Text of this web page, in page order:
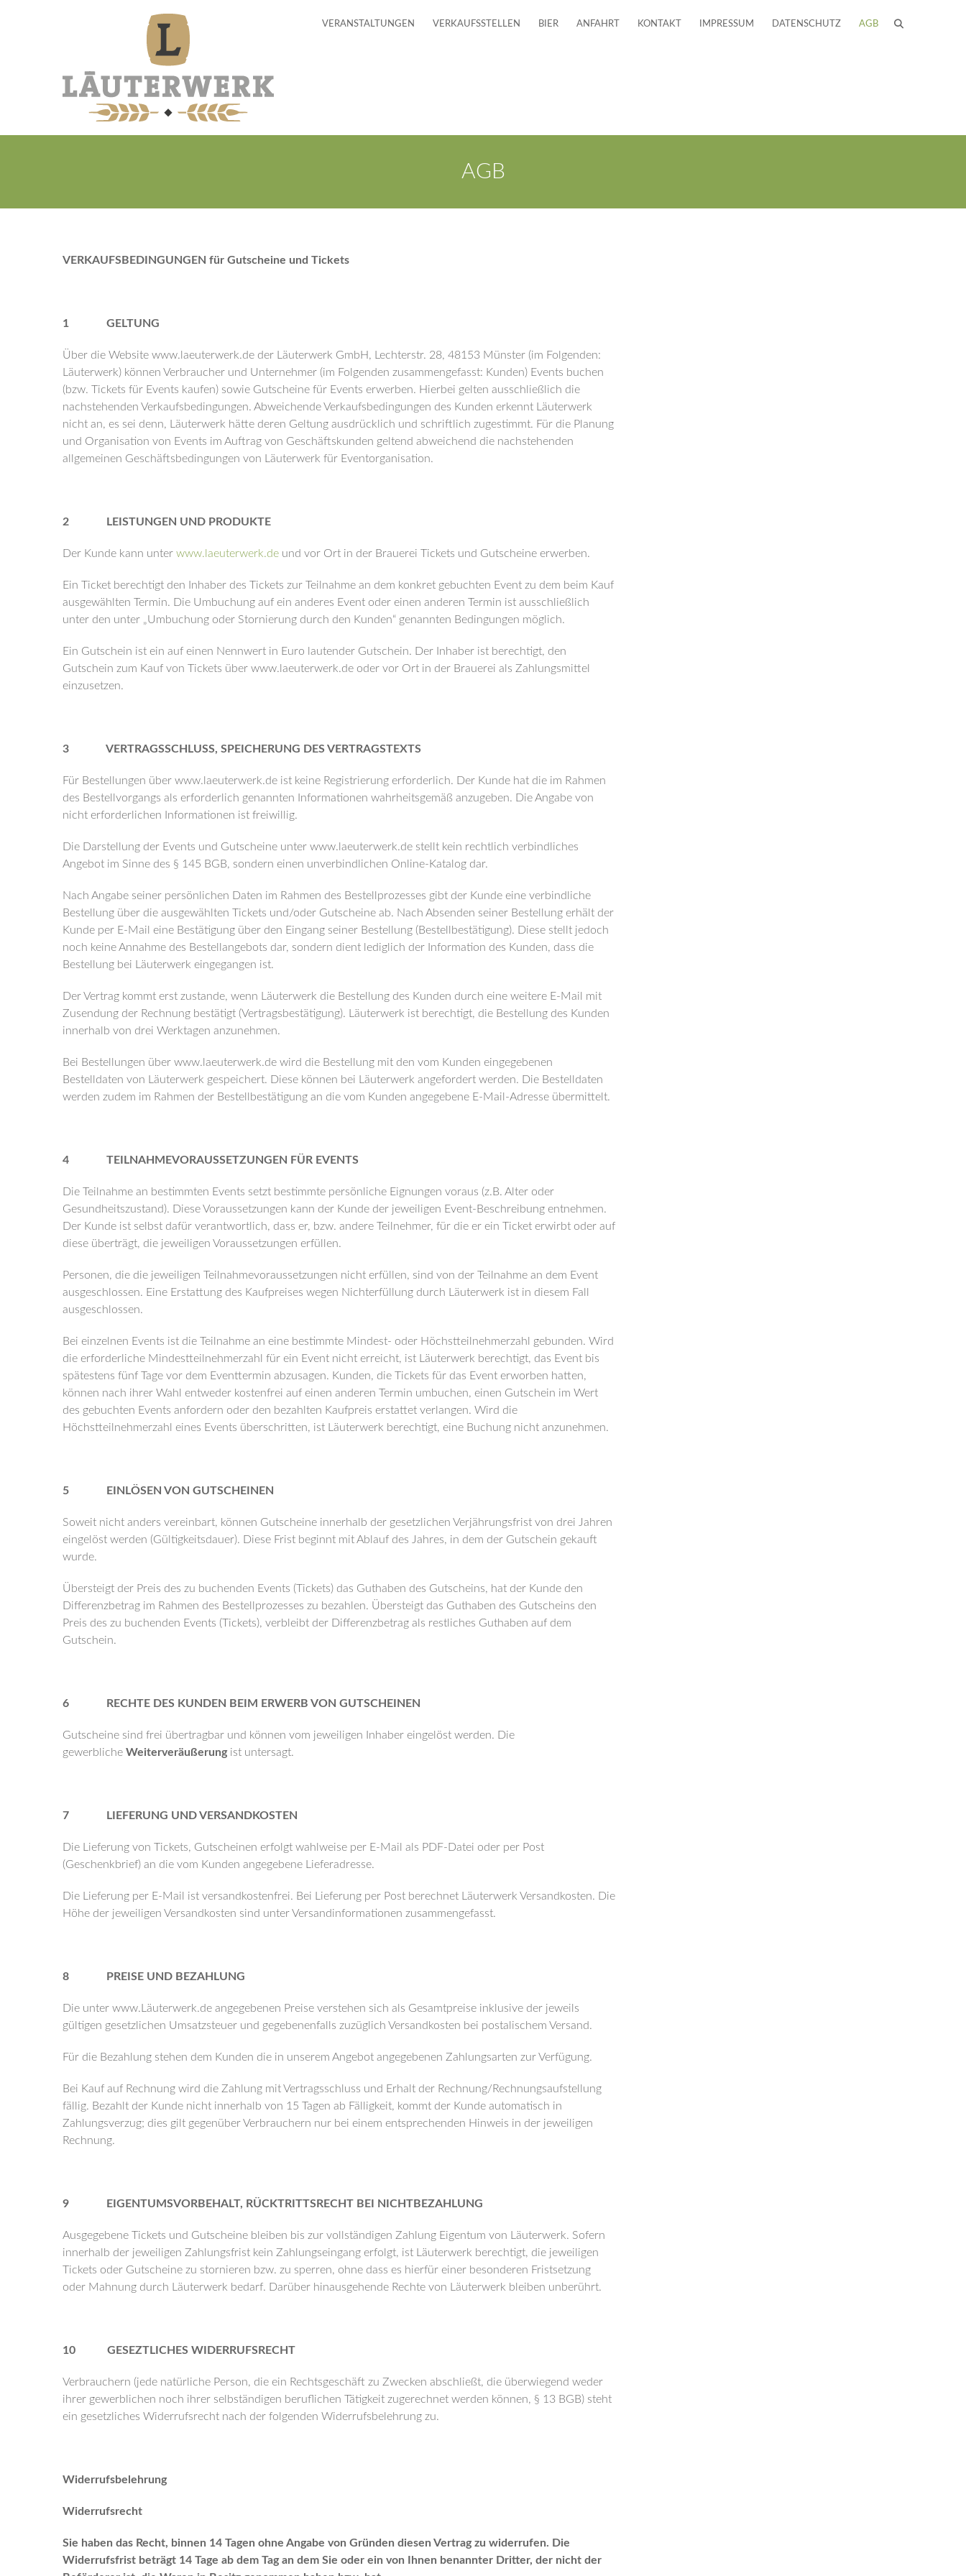
VERANSTALTUNGEN VERKAUFSSTELLEN BIER ANFAHRT KONTAKT IMPRESSUM DATENSCHUTZ AGB
AGB
VERKAUFSBEDINGUNGEN für Gutscheine und Tickets
1 GELTUNG
Über die Website www.laeuterwerk.de der Läuterwerk GmbH, Lechterstr. 28, 48153 Münster (im Folgenden:
Läuterwerk) können Verbraucher und Unternehmer (im Folgenden zusammengefasst: Kunden) Events buchen
(bzw. Tickets für Events kaufen) sowie Gutscheine für Events erwerben. Hierbei gelten ausschließlich die
nachstehenden Verkaufsbedingungen. Abweichende Verkaufsbedingungen des Kunden erkennt Läuterwerk
nicht an, es sei denn, Läuterwerk hätte deren Geltung ausdrücklich und schriftlich zugestimmt. Für die Planung
und Organisation von Events im Auftrag von Geschäftskunden geltend abweichend die nachstehenden
allgemeinen Geschäftsbedingungen von Läuterwerk für Eventorganisation.
2 LEISTUNGEN UND PRODUKTE
Der Kunde kann unter www.laeuterwerk.de und vor Ort in der Brauerei Tickets und Gutscheine erwerben.
Ein Ticket berechtigt den Inhaber des Tickets zur Teilnahme an dem konkret gebuchten Event zu dem beim Kauf
ausgewählten Termin. Die Umbuchung auf ein anderes Event oder einen anderen Termin ist ausschließlich
unter den unter „Umbuchung oder Stornierung durch den Kunden“ genannten Bedingungen möglich.
Ein Gutschein ist ein auf einen Nennwert in Euro lautender Gutschein. Der Inhaber ist berechtigt, den
Gutschein zum Kauf von Tickets über www.laeuterwerk.de oder vor Ort in der Brauerei als Zahlungsmittel
einzusetzen.
3 VERTRAGSSCHLUSS, SPEICHERUNG DES VERTRAGSTEXTS
Für Bestellungen über www.laeuterwerk.de ist keine Registrierung erforderlich. Der Kunde hat die im Rahmen
des Bestellvorgangs als erforderlich genannten Informationen wahrheitsgemäß anzugeben. Die Angabe von
nicht erforderlichen Informationen ist freiwillig.
Die Darstellung der Events und Gutscheine unter www.laeuterwerk.de stellt kein rechtlich verbindliches
Angebot im Sinne des § 145 BGB, sondern einen unverbindlichen Online-Katalog dar.
Nach Angabe seiner persönlichen Daten im Rahmen des Bestellprozesses gibt der Kunde eine verbindliche
Bestellung über die ausgewählten Tickets und/oder Gutscheine ab. Nach Absenden seiner Bestellung erhält der
Kunde per E-Mail eine Bestätigung über den Eingang seiner Bestellung (Bestellbestätigung). Diese stellt jedoch
noch keine Annahme des Bestellangebots dar, sondern dient lediglich der Information des Kunden, dass die
Bestellung bei Läuterwerk eingegangen ist.
Der Vertrag kommt erst zustande, wenn Läuterwerk die Bestellung des Kunden durch eine weitere E-Mail mit
Zusendung der Rechnung bestätigt (Vertragsbestätigung). Läuterwerk ist berechtigt, die Bestellung des Kunden
innerhalb von drei Werktagen anzunehmen.
Bei Bestellungen über www.laeuterwerk.de wird die Bestellung mit den vom Kunden eingegebenen
Bestelldaten von Läuterwerk gespeichert. Diese können bei Läuterwerk angefordert werden. Die Bestelldaten
werden zudem im Rahmen der Bestellbestätigung an die vom Kunden angegebene E-Mail-Adresse übermittelt.
4 TEILNAHMEVORAUSSETZUNGEN FÜR EVENTS
Die Teilnahme an bestimmten Events setzt bestimmte persönliche Eignungen voraus (z.B. Alter oder
Gesundheitszustand). Diese Voraussetzungen kann der Kunde der jeweiligen Event-Beschreibung entnehmen.
Der Kunde ist selbst dafür verantwortlich, dass er, bzw. andere Teilnehmer, für die er ein Ticket erwirbt oder auf
diese überträgt, die jeweiligen Voraussetzungen erfüllen.
Personen, die die jeweiligen Teilnahmevoraussetzungen nicht erfüllen, sind von der Teilnahme an dem Event
ausgeschlossen. Eine Erstattung des Kaufpreises wegen Nichterfüllung durch Läuterwerk ist in diesem Fall
ausgeschlossen.
Bei einzelnen Events ist die Teilnahme an eine bestimmte Mindest- oder Höchstteilnehmerzahl gebunden. Wird
die erforderliche Mindestteilnehmerzahl für ein Event nicht erreicht, ist Läuterwerk berechtigt, das Event bis
spätestens fünf Tage vor dem Eventtermin abzusagen. Kunden, die Tickets für das Event erworben hatten,
können nach ihrer Wahl entweder kostenfrei auf einen anderen Termin umbuchen, einen Gutschein im Wert
des gebuchten Events anfordern oder den bezahlten Kaufpreis erstattet verlangen. Wird die
Höchstteilnehmerzahl eines Events überschritten, ist Läuterwerk berechtigt, eine Buchung nicht anzunehmen.
5 EINLÖSEN VON GUTSCHEINEN
Soweit nicht anders vereinbart, können Gutscheine innerhalb der gesetzlichen Verjährungsfrist von drei Jahren
eingelöst werden (Gültigkeitsdauer). Diese Frist beginnt mit Ablauf des Jahres, in dem der Gutschein gekauft
wurde.
Übersteigt der Preis des zu buchenden Events (Tickets) das Guthaben des Gutscheins, hat der Kunde den
Differenzbetrag im Rahmen des Bestellprozesses zu bezahlen. Übersteigt das Guthaben des Gutscheins den
Preis des zu buchenden Events (Tickets), verbleibt der Differenzbetrag als restliches Guthaben auf dem
Gutschein.
6 RECHTE DES KUNDEN BEIM ERWERB VON GUTSCHEINEN
Gutscheine sind frei übertragbar und können vom jeweiligen Inhaber eingelöst werden. Die
gewerbliche Weiterveräußerungist untersagt.
7 LIEFERUNG UND VERSANDKOSTEN
Die Lieferung von Tickets, Gutscheinen erfolgt wahlweise per E-Mail als PDF-Datei oder per Post
(Geschenkbrief) an die vom Kunden angegebene Lieferadresse.
Die Lieferung per E-Mail ist versandkostenfrei. Bei Lieferung per Post berechnet Läuterwerk Versandkosten. Die
Höhe der jeweiligen Versandkosten sind unter Versandinformationen zusammengefasst.
8 PREISE UND BEZAHLUNG
Die unter www.Läuterwerk.de angegebenen Preise verstehen sich als Gesamtpreise inklusive der jeweils
gültigen gesetzlichen Umsatzsteuer und gegebenenfalls zuzüglich Versandkosten bei postalischem Versand.
Für die Bezahlung stehen dem Kunden die in unserem Angebot angegebenen Zahlungsarten zur Verfügung.
Bei Kauf auf Rechnung wird die Zahlung mit Vertragsschluss und Erhalt der Rechnung/Rechnungsaufstellung
fällig. Bezahlt der Kunde nicht innerhalb von 15 Tagen ab Fälligkeit, kommt der Kunde automatisch in
Zahlungsverzug; dies gilt gegenüber Verbrauchern nur bei einem entsprechenden Hinweis in der jeweiligen
Rechnung.
9 EIGENTUMSVORBEHALT, RÜCKTRITTSRECHT BEI NICHTBEZAHLUNG
Ausgegebene Tickets und Gutscheine bleiben bis zur vollständigen Zahlung Eigentum von Läuterwerk. Sofern
innerhalb der jeweiligen Zahlungsfrist kein Zahlungseingang erfolgt, ist Läuterwerk berechtigt, die jeweiligen
Tickets oder Gutscheine zu stornieren bzw. zu sperren, ohne dass es hierfür einer besonderen Fristsetzung
oder Mahnung durch Läuterwerk bedarf. Darüber hinausgehende Rechte von Läuterwerk bleiben unberührt.
10 GESEZTLICHES WIDERRUFSRECHT
Verbrauchern (jede natürliche Person, die ein Rechtsgeschäft zu Zwecken abschließt, die überwiegend weder
ihrer gewerblichen noch ihrer selbständigen beruflichen Tätigkeit zugerechnet werden können, § 13 BGB) steht
ein gesetzliches Widerrufsrecht nach der folgenden Widerrufsbelehrung zu.
Widerrufsbelehrung
Widerrufsrecht
Sie haben das Recht, binnen 14 Tagen ohne Angabe von Gründen diesen Vertrag zu widerrufen. Die
Widerrufsfrist beträgt 14 Tage ab dem Tag an dem Sie oder ein von Ihnen benannter Dritter, der nicht der